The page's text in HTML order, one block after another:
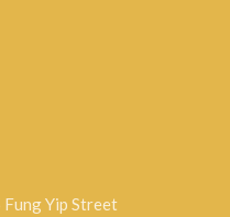
Fung Yip Street